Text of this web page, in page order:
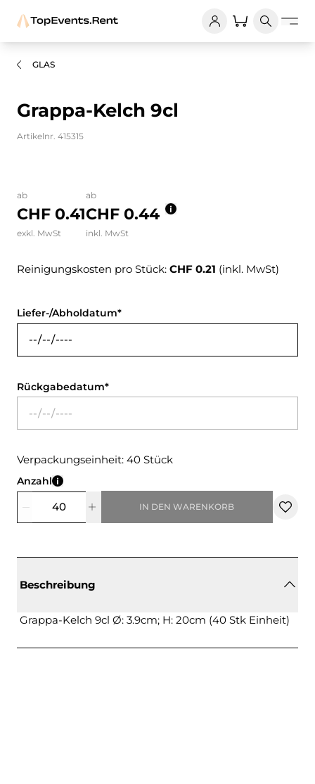
GLAS
Grappa-Kelch 9cl
Artikelnr. 415315
ab
CHF 0.41
exkl. MwSt
ab
CHF 0.44
inkl. MwSt
Reinigungskosten pro Stück: CHF 0.21 (inkl. MwSt)
Liefer-/Abholdatum
Rückgabedatum
Verpackungseinheit: 40 Stück
Anzahl
IN DEN WARENKORB
Beschreibung
Grappa-Kelch 9cl Ø: 3.9cm; H: 20cm (40 Stk Einheit)